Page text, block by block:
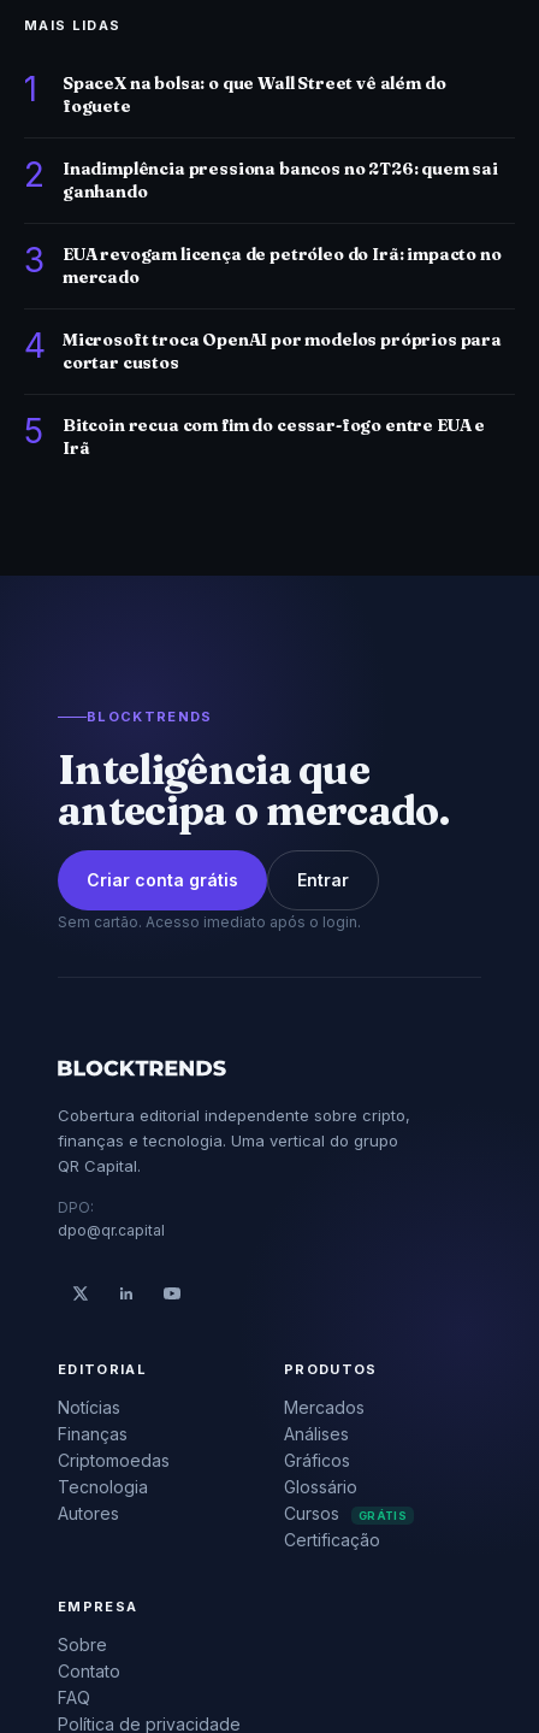
MAIS LIDAS
1
SpaceX na bolsa: o que Wall Street vê além do
foguete
2
Inadimplência pressiona bancos no 2T26: quem sai
ganhando
3
EUA revogam licença de petróleo do Irã: impacto no
mercado
4
Microsoft troca OpenAI por modelos próprios para
cortar custos
5
Bitcoin recua com fim do cessar-fogo entre EUA e
Irã
BLOCKTRENDS
Inteligência que
antecipa o mercado.
Criar conta grátis Entrar
Sem cartão. Acesso imediato após o login.
Cobertura editorial independente sobre cripto,
finanças e tecnologia. Uma vertical do grupo
QR Capital.
DPO:
dpo@qr.capital
EDITORIAL
Notícias
Finanças
Criptomoedas
Tecnologia
Autores
PRODUTOS
Mercados
Análises
Gráficos
Glossário
Cursos
GRÁTIS
Certificação
EMPRESA
Sobre
Contato
FAQ
Política de privacidade